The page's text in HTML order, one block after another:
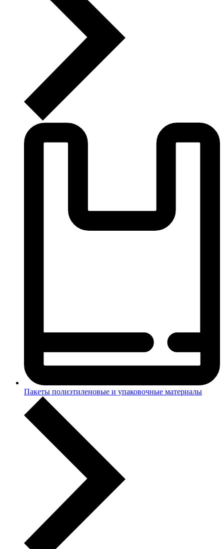
Пакеты полиэтиленовые и упаковочные материалы